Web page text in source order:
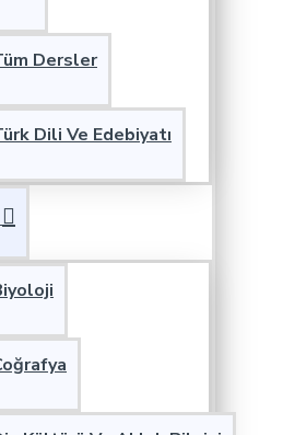
Dersler
Dili Ve Edebiyatı